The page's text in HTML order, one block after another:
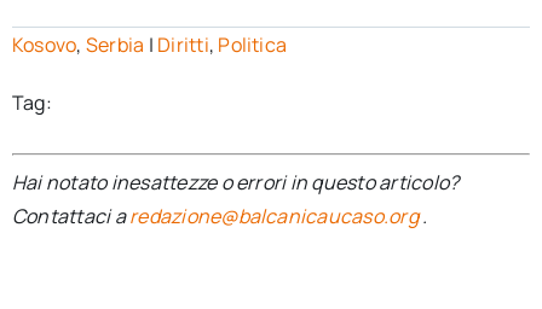
Kosovo, Serbia | Diritti, Politica
Tag:
Hai notato inesattezze o errori in questo articolo?
Contattaci aredazione@balcanicaucaso.org.